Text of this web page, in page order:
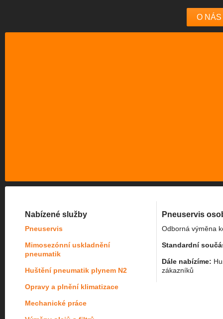
O NÁS
Nabízené služby
Pneuservis
Mimosezónní uskladnění
pneumatik
Huštění pneumatik plynem N2
Opravy a plnění klimatizace
Mechanické práce
Pneuservis
Odborná výměna
Standardní
Dále nabízíme:
zákazníků